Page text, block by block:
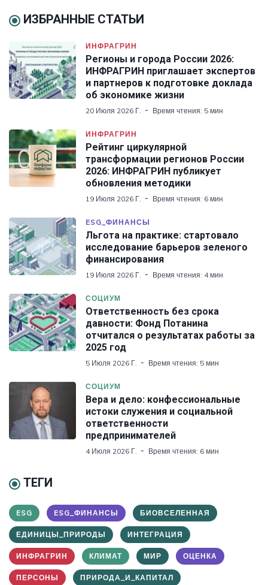
ИЗБРАННЫЕ СТАТЬИ
ИНФРАГРИН
Регионы и города России 2026:
ИНФРАГРИН приглашает экспертов
и партнеров к подготовке доклада
об экономике жизни
20 Июля 2026 Г. Время чтения: 5 мин
ИНФРАГРИН
Рейтинг циркулярной
трансформации регионов России
2026: ИНФРАГРИН публикует
обновления методики
19 Июля 2026 Г. Время чтения: 6 мин
ESG_ФИНАНСЫ
Льгота на практике: стартовало
исследование барьеров зеленого
финансирования
19 Июля 2026 Г. Время чтения: 4 мин
СОЦИУМ
Ответственность без срока
давности: Фонд Потанина
отчитался о результатах работы за
2025 год
5 Июля 2026 Г. Время чтения: 5 мин
СОЦИУМ
Вера и дело: конфессиональные
истоки служения и социальной
ответственности
предпринимателей
4 Июля 2026 Г. Время чтения: 6 мин
ТЕГИ
ESG ESG_ФИНАНСЫ БИОВСЕЛЕННАЯ
ЕДИНИЦЫ_ПРИРОДЫ ИНТЕГРАЦИЯ
ИНФРАГРИН КЛИМАТ МИР ОЦЕНКА
ПЕРСОНЫ ПРИРОДА_И_КАПИТАЛ